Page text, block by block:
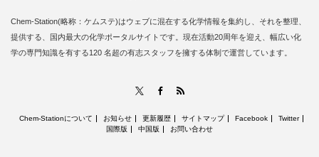
Chem-Station(略称：ケムステ)はウェブに混在する化学情報を集約し、それを整理、
提供する、国内最大の化学ポータルサイトです。現在活動20周年を迎え、幅広い化
学の専門知識を有する120 名超の有志スタッフを擁する体制で運営しています。
Facebook
Chem-Stationについて お知らせ 更新履歴 サイトマップ Facebook
Twitter
国際版
中国版 お問い合わせ